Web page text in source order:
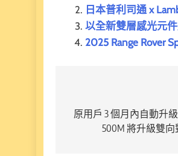
日本普利司通 x
以全新雙層感光元件
2025 Range Rover
章
原用戶 3 個月內自動升
500M 將升級雙